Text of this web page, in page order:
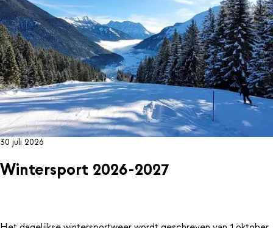
30 juli 2026
Wintersport 2026-2027